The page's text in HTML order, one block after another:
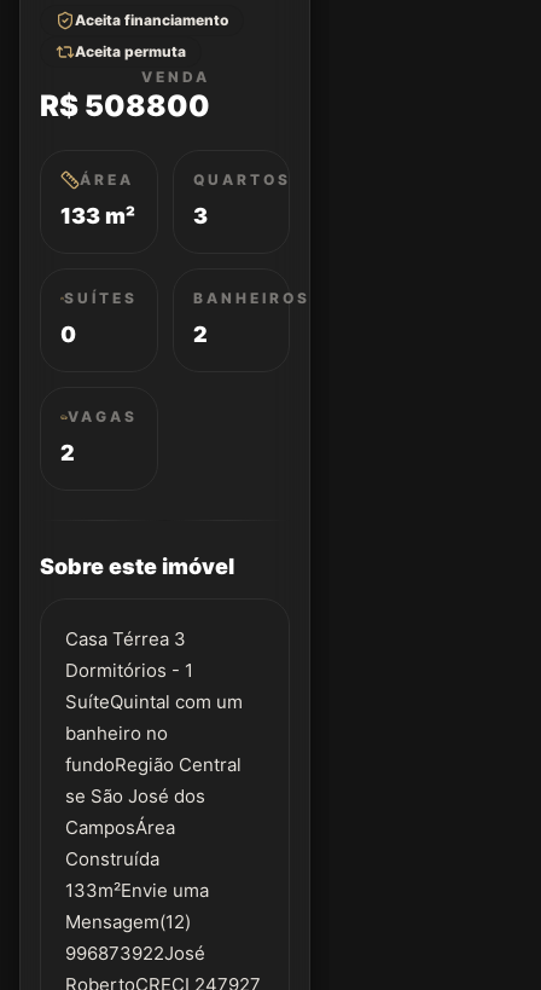
Aceita financiamento
Aceita permuta
VENDA
R$ 508800
ÁREA
133 m²
QUARTOS
3
SUÍTES
0
BANHEIROS
2
VAGAS
2
Sobre este imóvel
Casa Térrea 3
Dormitórios - 1
SuíteQuintal com um
banheiro no
fundoRegião Central
se São José dos
CamposÁrea
Construída
133m²Envie uma
Mensagem(12)
996873922José
RobertoCRECI 247927